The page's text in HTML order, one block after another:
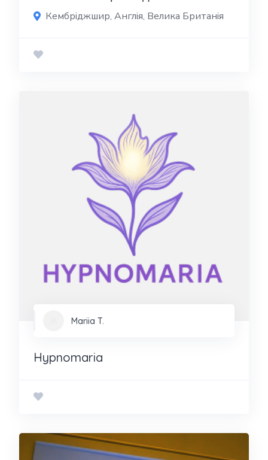
Кембріджшир, Англія, Велика Британія
Mariia T.
Hypnomaria